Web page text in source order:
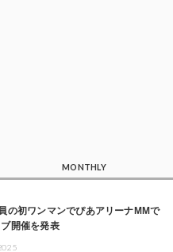
MONTHLY
の初ワンマンでぴあアリーナMMで
開催を発表